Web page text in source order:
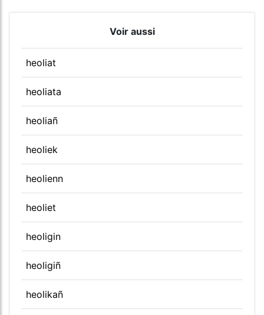
Voir aussi
heoliat
heoliata
heoliañ
heoliek
heolienn
heoliet
heoligin
heoligiñ
heolikañ